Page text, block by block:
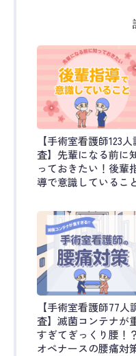
【手術室看護師123人
査】先輩になる前に
っておきたい！後輩
導で意識しているこ
【手術室看護師77人
査】滅菌コンテナが
すぎてぎっくり腰！？
オペナースの腰痛対